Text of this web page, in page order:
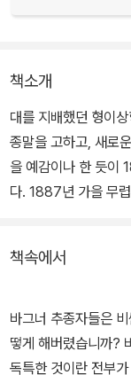
책소개
대를 지배했던 형이
종말을 고하고, 새로
을 예감이나 한 듯이
다. 1887년 가을 무
한국어판 책세상 니
센 폭풍과도 같은 니
이다.
책속에서
바그너 추종자들은
떻게 해버렸습니까?
독특한 것이란 전부